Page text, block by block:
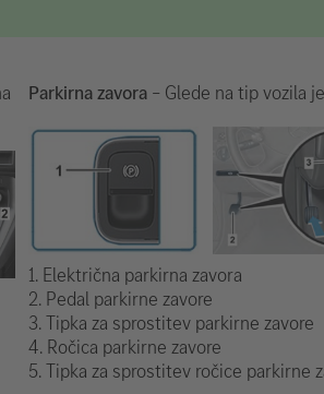
Parkirna zavora – Glede na tip vozila
1. Električna parkirna zavora
2. Pedal parkirne zavore
3. Tipka za sprostitev parkirne zavore
4. Ročica parkirne zavore
5. Tipka za sprostitev ročice parkirne